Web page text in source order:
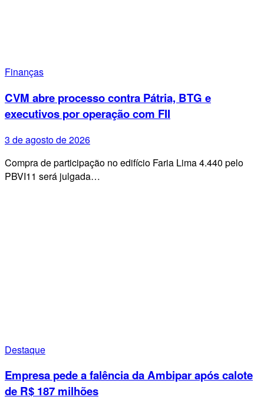
Finanças
CVM abre processo contra Pátria, BTG e
executivos por operação com FII
3 de agosto de 2026
Compra de participação no edifício Faria Lima 4.440 pelo
PBVI11 será julgada…
Destaque
Empresa pede a falência da Ambipar após calote
de R$ 187 milhões